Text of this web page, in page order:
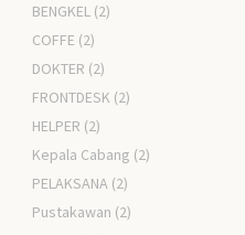
BENGKEL (2)
COFFE (2)
DOKTER (2)
FRONTDESK (2)
HELPER (2)
Kepala Cabang (2)
PELAKSANA (2)
Pustakawan (2)